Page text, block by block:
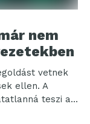
nem
vetnek
ellen. A
teszi a